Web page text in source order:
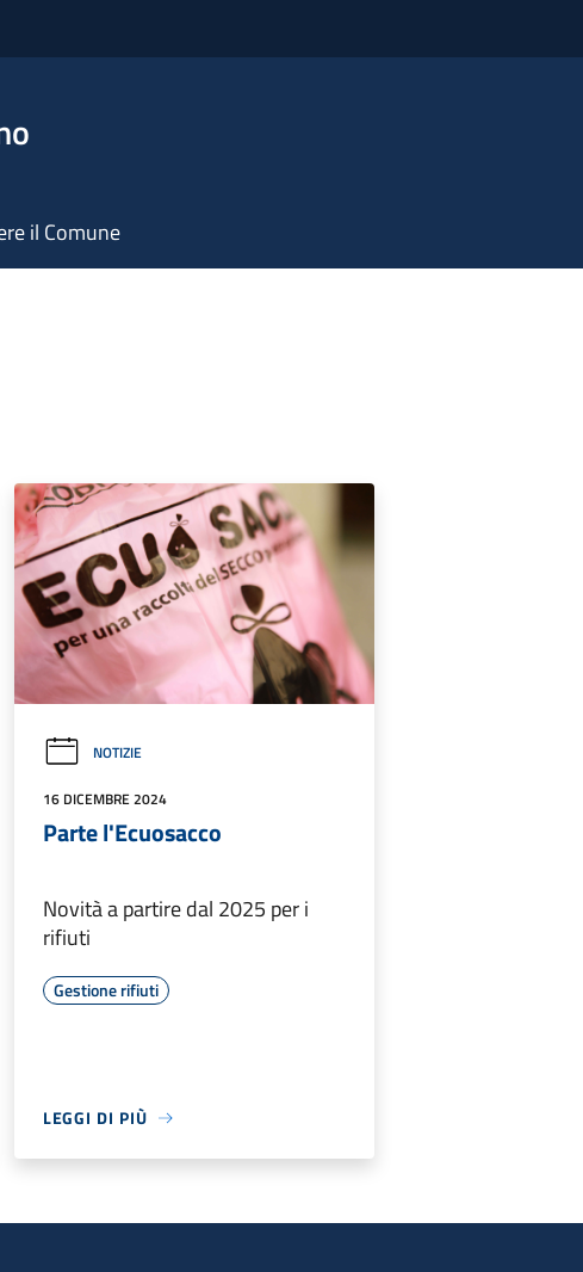
il Comune
NOTIZIE
16 DICEMBRE 2024
Parte l'Ecuosacco
Novità a partire dal 2025 per i
rifiuti
Gestione rifiuti
LEGGI DI PIÙ